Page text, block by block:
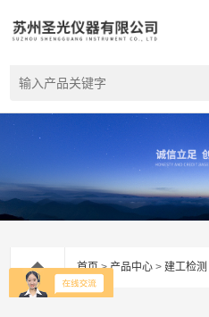
首页>产品中心 > 建工检测